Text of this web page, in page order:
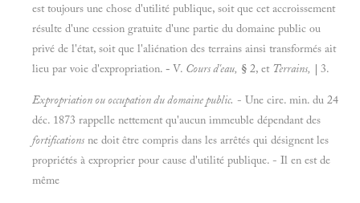
est toujours une chose d'utilité publique, soit que cet accroissement
résulte d'une cession gratuite d'une partie du domaine public ou
privé de l'état, soit que l'aliénation des terrains ainsi transformés ait
lieu par voie d'expropriation. - V. Cours d'eau, § 2, et Terrains, | 3.
Expropriation ou occupation du domaine public. - Une cire. min. du 24
déc. 1873 rappelle nettement qu'aucun immeuble dépendant des
fortifications ne doit être compris dans les arrêtés qui désignent les
propriétés à exproprier pour cause d'utilité publique. - Il en est de
même